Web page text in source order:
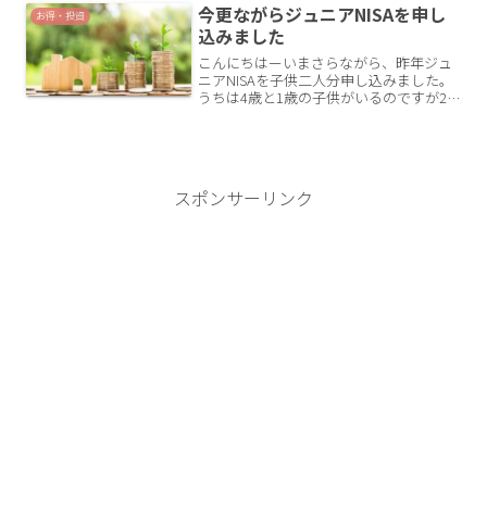
お得・投資
今更ながらジュニアNISAを申し
込みました
こんにちはーいまさらながら、昨年ジュ
ニアNISAを子供二人分申し込みました。
うちは4歳と1歳の子供がいるのですが2
スポンサーリンク